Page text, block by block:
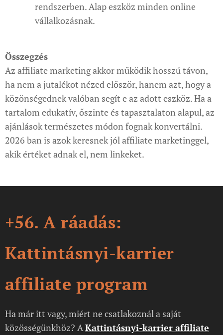
rendszerben. Alap eszköz minden online
vállalkozásnak.
Összegzés
Az affiliate marketing akkor működik hosszú távon,
ha nem a jutalékot nézed először, hanem azt, hogy a
közönségednek valóban segít e az adott eszköz. Ha a
tartalom edukatív, őszinte és tapasztalaton alapul, az
ajánlások természetes módon fognak konvertálni.
2026 ban is azok keresnek jól affiliate marketinggel,
akik értéket adnak el, nem linkeket.
+56. A ráadás:
Kattintásnyi-karrier
affiliate program
Ha már itt vagy, miért ne csatlakoznál a saját
közösségünkhöz? AKattintásnyi-karrier affiliate